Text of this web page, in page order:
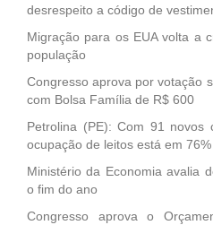
desrespeito a código de
Migração para os EUA volta a
população
Congresso aprova por votação
com Bolsa Família de R$ 600
Petrolina (PE): Com 91 novos
ocupação de leitos está em 76%
Ministério da Economia avalia
o fim do ano
Congresso aprova o